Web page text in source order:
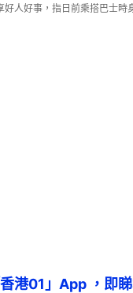
好人好事，指日前乘搭巴士時
港01」App ，即